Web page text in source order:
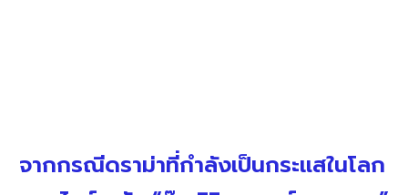
จากกรณีดราม่าที่กำลังเป็นกระแสในโลก